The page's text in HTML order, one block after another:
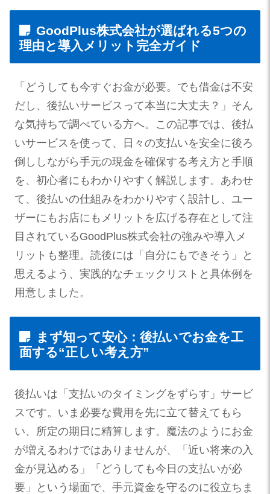
GoodPlus株式会社が選ばれる5つの
理由と導入メリット完全ガイド
「どうしても今すぐお金が必要。でも借金は不安
だし、後払いサービスって本当に大丈夫？」そん
な気持ちで調べている方へ。この記事では、後払
いサービスを使って、日々の支払いを安全に後ろ
倒ししながら手元の現金を確保する考え方と手順
を、初心者にもわかりやすく解説します。あわせ
て、後払いの仕組みをわかりやすく設計し、ユー
ザーにもお店にもメリットを広げる存在として注
目されているGoodPlus株式会社の強みや導入メ
リットも整理。読後には「自分にもできそう」と
思えるよう、実践的なチェックリストと具体例を
用意しました。
まず知って安心：後払いでお金を工
面する“正しい考え方”
後払いは「支払いのタイミングをずらす」サービ
スです。いま必要な費用を先に立て替えてもら
い、所定の期日に精算します。魔法のようにお金
が増えるわけではありませんが、「近い将来の入
金が見込める」「どうしても今日の支払いが必
要」という場面で、手元資金を守るのに役立ちま